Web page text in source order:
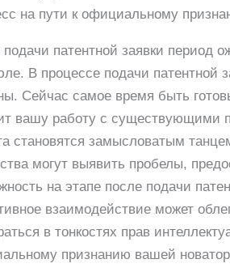
на пути к официальному
патентной заявки период
В процессе подачи патентной
Сейчас самое время быть
вашу работу с существующими
становятся замысловатым
могут выявить пробелы,
на этапе после подачи
взаимодействие может
в тонкостях прав
признанию вашей